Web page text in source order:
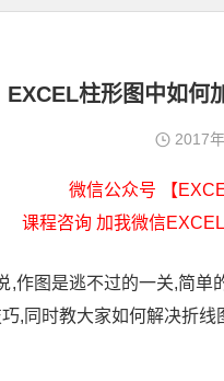
EXCEL柱形图中如
2017
微信公众号 【
课程咨询 加我微信
,作图是逃不过的一关,简
,同时教大家如何解决折